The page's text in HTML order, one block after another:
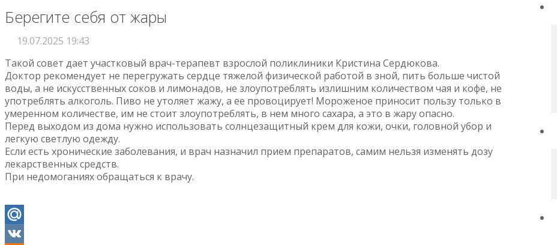
Берегите себя от жары
19.07.2025 19:43
Такой совет дает участковый врач-терапевт взрослой поликлиники Кристина Сердюкова.
Доктор рекомендует не перегружать сердце тяжелой физической работой в зной, пить больше чистой
воды, а не искусственных соков и лимонадов, не злоупотреблять излишним количеством чая и кофе, не
употреблять алкоголь. Пиво не утоляет жажу, а ее провоцирует! Мороженое приносит пользу только в
умеренном количестве, им не стоит злоупотреблять, в нем много сахара, а это в жару опасно.
Перед выходом из дома нужно использовать солнцезащитный крем для кожи, очки, головной убор и
легкую светлую одежду.
Если есть хронические заболевания, и врач назначил прием препаратов, самим нельзя изменять дозу
лекарственных средств.
При недомоганиях обращаться к врачу.
Mail.Ru